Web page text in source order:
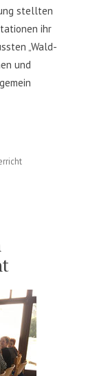
stellten
ihr
„Wald-
und